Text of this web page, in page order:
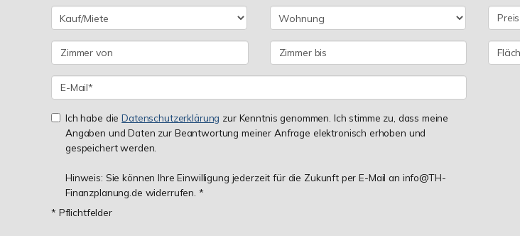
Ich habe dieDatenschutzerklärung zur Kenntnis genommen. Ich stimme zu, dass meine
Angaben und Daten zur Beantwortung meiner Anfrage elektronisch erhoben und
gespeichert werden.
Hinweis: Sie können Ihre Einwilligung jederzeit für die Zukunft per E-Mail an info@TH-
Finanzplanung.de widerrufen. *
* Pflichtfelder